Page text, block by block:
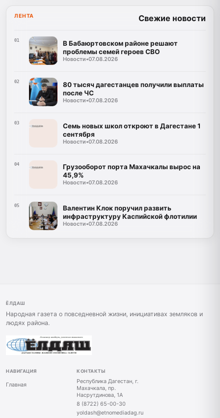
ЛЕНТА Свежие новости
01
В Бабаюртовском районе решают
проблемы семей героев СВО
Новости•07.08.2026
02
80 тысяч дагестанцев получили выплаты
после ЧС
Новости•07.08.2026
03
Семь новых школ откроют в Дагестане 1
сентября
Новости•07.08.2026
04
Грузооборот порта Махачкалы вырос на
45,9%
Новости•07.08.2026
05
Валентин Клок поручил развить
инфраструктуру Каспийской флотилии
Новости•07.08.2026
ЁЛДАШ
Народная газета о повседневной жизни, инициативах земляков и
людях района.
НАВИГАЦИЯ
Главная
КОНТАКТЫ
Республика Дагестан, г.
Махачкала, пр.
Насрутдинова, 1А
8 (8722) 65-00-30
yoldash@etnomediadag.ru